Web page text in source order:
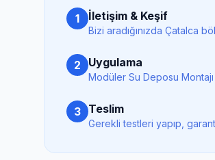
1 İletişim & Keşif
Bizi aradığınızda Çatalca
2 Uygulama
Modüler Su Deposu Montajı
3 Teslim
Gerekli testleri yapıp,